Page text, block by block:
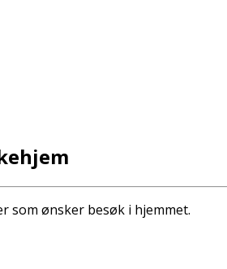
som ønsker besøk i hjemmet.